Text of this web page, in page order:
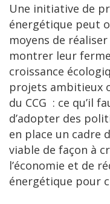
Une initiative de
énergétique peut
moyens de
montrer leur
croissance
projets ambitieux
du CCG : ce qu’il
d’adopter des
en place un cadre
viable de façon à
l’économie et de
énergétique pour